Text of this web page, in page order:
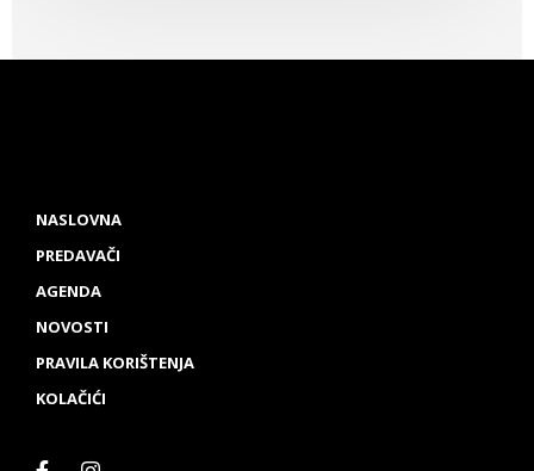
NASLOVNA
PREDAVAČI
AGENDA
NOVOSTI
PRAVILA KORIŠTENJA
KOLAČIĆI